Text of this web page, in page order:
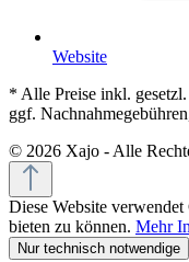
Website
* Alle Preise inkl.
ggf.
© 2026 Xajo - Alle
Diese Website
bieten zu können. Mehr
Nur technisch notwendige